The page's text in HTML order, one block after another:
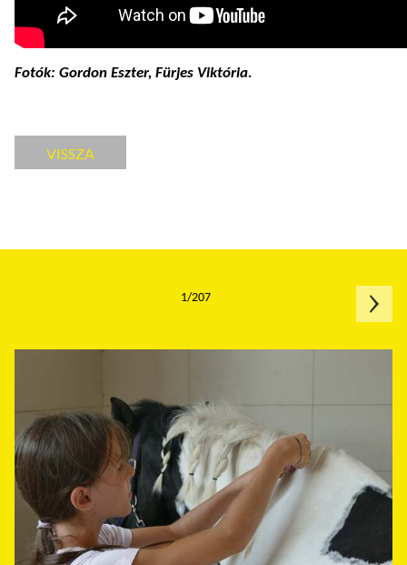
Fotók: Gordon Eszter, Fürjes Viktória.
VISSZA
1/207